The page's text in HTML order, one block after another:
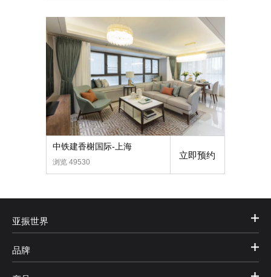
中铁建香榭国际-上海
浏览 49530
立即预约
亚振世界
品牌